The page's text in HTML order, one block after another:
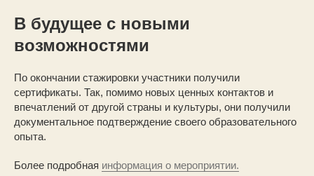
В будущее с новыми
возможностями
По окончании стажировки участники получили
сертификаты. Так, помимо новых ценных контактов и
впечатлений от другой страны и культуры, они получили
документальное подтверждение своего образовательного
опыта.
Более подробная информация о мероприятии.